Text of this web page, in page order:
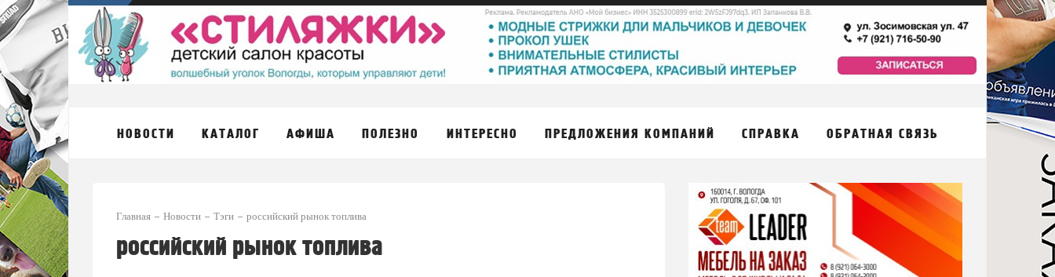
НОВОСТИ КАТАЛОГ АФИША ПОЛЕЗНО ИНТЕРЕСНО ПРЕДЛОЖЕНИЯ КОМПАНИЙ СПРАВКА ОБРАТНАЯ СВЯЗЬ
Главная Новости Тэги российский рынок топлива
российский рынок топлива